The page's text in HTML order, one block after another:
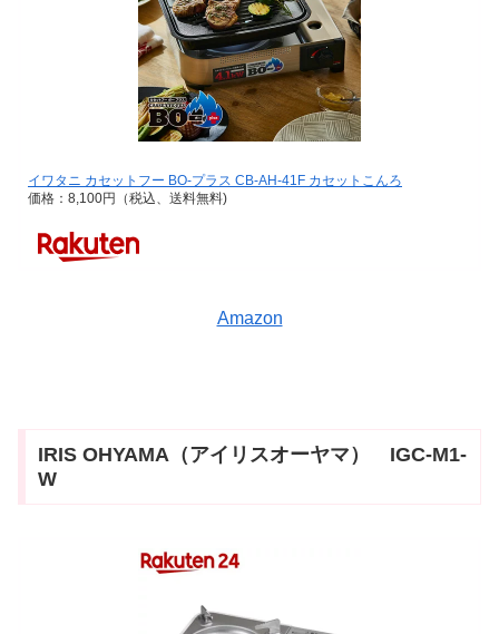
イワタニ カセットフー BO-プラス CB-AH-41F カセットこんろ
価格：8,100円（税込、送料無料)
Amazon
IRIS OHYAMA（アイリスオーヤマ） IGC-M1-
W